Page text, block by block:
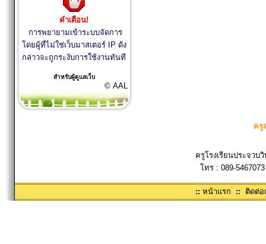
คำเตือน!
การพยายามเข้าระบบจัดการ
โดยผู้ที่ไม่ใช่เว็บมาสเตอร์ IP ดัง
กล่าวจะถูกระงับการใช้งานทันที
สำหรับผู้ดูแลเว็บ
© AAL
ครู
ครูโรงเรียนประจวบ
โทร : 089-
:: หน้าแรก :: ติดต่อ